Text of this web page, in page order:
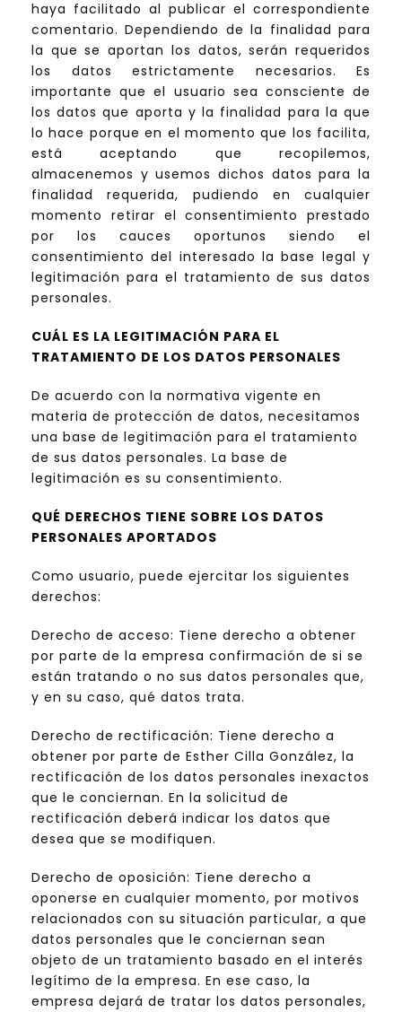
haya facilitado al publicar el correspondiente
comentario. Dependiendo de la finalidad para
la que se aportan los datos, serán requeridos
los datos estrictamente necesarios. Es
importante que el usuario sea consciente de
los datos que aporta y la finalidad para la que
lo hace porque en el momento que los facilita,
está aceptando que recopilemos,
almacenemos y usemos dichos datos para la
finalidad requerida, pudiendo en cualquier
momento retirar el consentimiento prestado
por los cauces oportunos siendo el
consentimiento del interesado la base legal y
legitimación para el tratamiento de sus datos
personales.
CUÁL ES LA LEGITIMACIÓN PARA EL
TRATAMIENTO DE LOS DATOS PERSONALES
De acuerdo con la normativa vigente en
materia de protección de datos, necesitamos
una base de legitimación para el tratamiento
de sus datos personales. La base de
legitimación es su consentimiento.
QUÉ DERECHOS TIENE SOBRE LOS DATOS
PERSONALES APORTADOS
Como usuario, puede ejercitar los siguientes
derechos:
Derecho de acceso: Tiene derecho a obtener
por parte de la empresa confirmación de si se
están tratando o no sus datos personales que,
y en su caso, qué datos trata.
Derecho de rectificación: Tiene derecho a
obtener por parte de Esther Cilla González, la
rectificación de los datos personales inexactos
que le conciernan. En la solicitud de
rectificación deberá indicar los datos que
desea que se modifiquen.
Derecho de oposición: Tiene derecho a
oponerse en cualquier momento, por motivos
relacionados con su situación particular, a que
datos personales que le conciernan sean
objeto de un tratamiento basado en el interés
legítimo de la empresa. En ese caso, la
empresa dejará de tratar los datos personales,